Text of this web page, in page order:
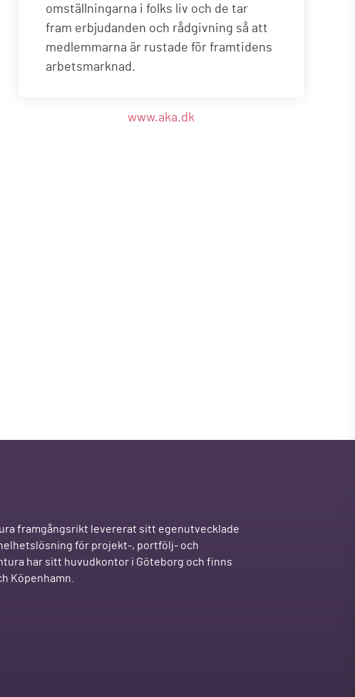
omställningarna i folks liv och de tar
fram erbjudanden och rådgivning så att
medlemmarna är rustade för framtidens
arbetsmarknad.
www.aka.dk
framgångsrikt levererat sitt egenutvecklade
för projekt-, portfölj- och
har sitt huvudkontor i Göteborg och finns
Köpenhamn.